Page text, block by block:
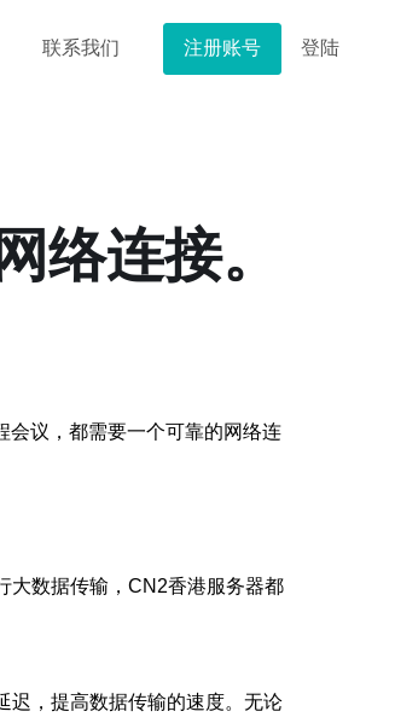
联系我们 注册账号 登陆
络连接。
会议，都需要一个可靠的网络连
大数据传输，CN2香港服务器都
迟，提高数据传输的速度。无论